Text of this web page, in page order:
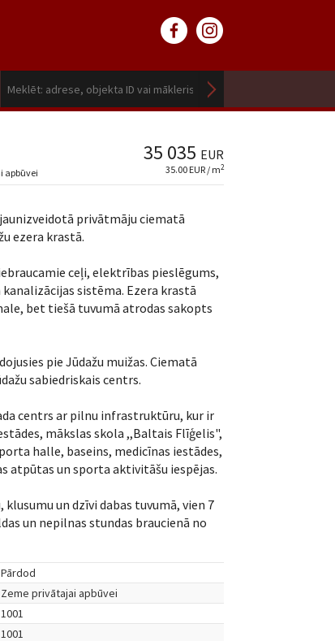
35 035 EUR
apbūvei 35.00 EUR / m2
privātmāju ciematā
ezera krastā.
ceļi, elektrības pieslēgums,
sistēma. Ezera krastā
bet tiešā tuvumā atrodas sakopts
pie Jūdažu muižas. Ciematā
sabiedriskais centrs.
centrs ar pilnu infrastruktūru, kur ir
mākslas skola ,,Baltais Flīģelis",
halle, baseins, medicīnas iestādes,
atpūtas un sporta aktivitāšu iespējas.
un dzīvi dabas tuvumā, vien 7
un nepilnas stundas braucienā no
Pārdod
Zeme privātajai apbūvei
1001
1001